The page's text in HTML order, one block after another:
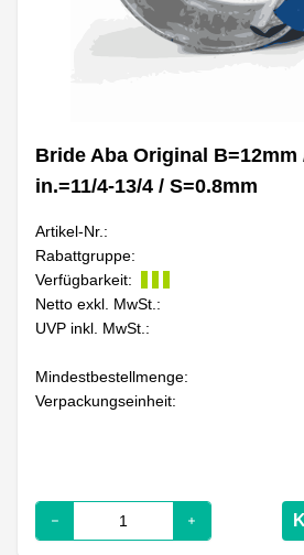
Bride Aba Original B=12mm
in.=11/4-13/4 / S=0.8mm
Artikel-Nr.:
Rabattgruppe:
Verfügbarkeit:
Netto exkl. MwSt.:
UVP inkl. MwSt.:
Mindestbestellmenge:
Verpackungseinheit: